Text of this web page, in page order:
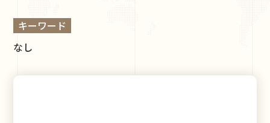
キーワード
なし